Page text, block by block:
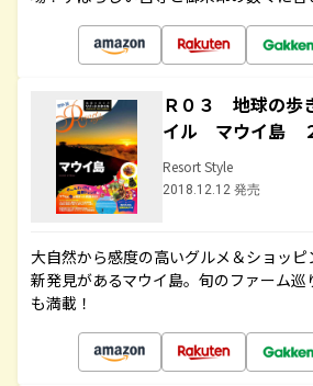
Ｒ０３ 地球の歩
イル マウイ島
Resort Style
2018.12.12 発売
大自然から感度の高いグルメ＆ショッ
新発見があるマウイ島。旬のファーム
も満載！